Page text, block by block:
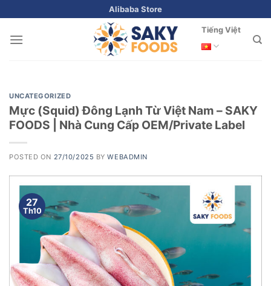
to
content
Alibaba Store
Tiếng Việt
UNCATEGORIZED
Mực (Squid) Đông Lạnh Từ Việt Nam – SAKY
FOODS | Nhà Cung Cấp OEM/Private Label
POSTED ON 27/10/2025 BYWEBADMIN
27
Th10